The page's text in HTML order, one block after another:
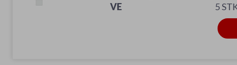
VE
5